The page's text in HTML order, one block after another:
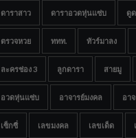
ดาราสาว ดาราอวดหุ่นแซ่บ ดู
ตรวจหวย ททท. ทัวร์มาลง
ละครช่อง 3 ลูกดารา สายมู
อวดหุ่นแซ่บ อาจารย์มงคล อา
เซ็กซี่ เลขมงคล เลขเด็ด